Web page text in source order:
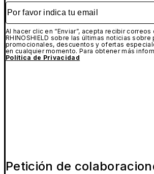
Por favor indica tu email
Al hacer clic en “Enviar”, acepta recibir
RHINOSHIELD sobre las últimas noticias
promocionales, descuentos y ofertas
en cualquier momento. Para obtener más
Política de Privacidad
Petición de